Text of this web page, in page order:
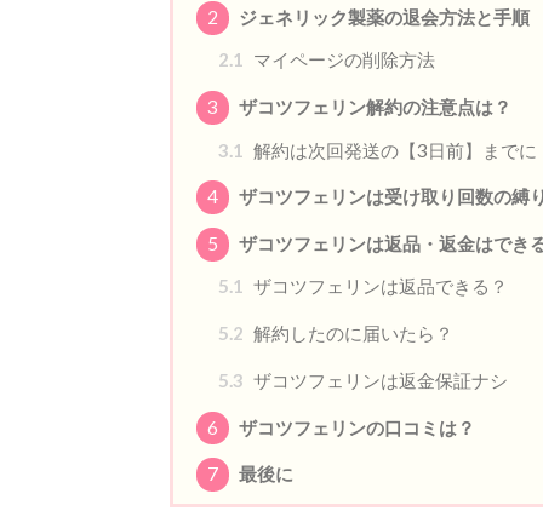
2
ジェネリック製薬の退会方法と手順
2.1
マイページの削除方法
3
ザコツフェリン解約の注意点は？
3.1
解約は次回発送の【3日前】までに
4 ザコツフェリンは受け取り回数の縛
5
ザコツフェリンは返品・返金はでき
5.1
ザコツフェリンは返品できる？
5.2 解約したのに届いたら？
5.3 ザコツフェリンは返金保証ナシ
6 ザコツフェリンの口コミは？
7 最後に